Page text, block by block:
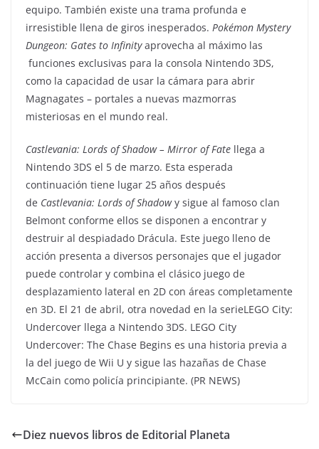
equipo. También existe una trama profunda e
irresistible llena de giros inesperados. Pokémon Mystery
Dungeon: Gates to Infinityaprovecha al máximo las
funciones exclusivas para la consola Nintendo 3DS,
como la capacidad de usar la cámara para abrir
Magnagates – portales a nuevas mazmorras
misteriosas en el mundo real.
Castlevania: Lords of Shadow – Mirror of Fate llega a
Nintendo 3DS el 5 de marzo. Esta esperada
continuación tiene lugar 25 años después
de Castlevania: Lords of Shadowy sigue al famoso clan
Belmont conforme ellos se disponen a encontrar y
destruir al despiadado Drácula. Este juego lleno de
acción presenta a diversos personajes que el jugador
puede controlar y combina el clásico juego de
desplazamiento lateral en 2D con áreas completamente
en 3D. El 21 de abril, otra novedad en la serieLEGO City:
Undercover llega a Nintendo 3DS. LEGO City
Undercover: The Chase Begins es una historia previa a
la del juego de Wii U y sigue las hazañas de Chase
McCain como policía principiante. (PR NEWS)
Diez nuevos libros de Editorial Planeta